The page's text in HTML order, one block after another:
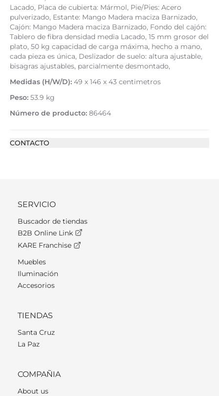
Lacado, Placa de cubierta: Mármol, Pie/Pies: Acero
pulverizado, Estante: Mango Madera maciza Barnizado,
Cajón: Mango Madera maciza Barnizado, Fondo del cajón:
Tablero de fibra densidad media Lacado, 15 mm grosor del
plato, 50 kg capacidad de carga máxima, hecho a mano,
cada pieza es única, Deslizador de suelo: altura ajustable,
bisagras ajustables, parcialmente desmontado,
Medidas (H/W/D): 49 x 146 x 43 centimetros
Peso: 53.9 kg
Número de producto: 86464
CONTACTO
SERVICIO
Buscador de tiendas
B2B Online Link
KARE Franchise
Muebles
Iluminación
Accesorios
TIENDAS
Santa Cruz
La Paz
COMPAÑIA
About us